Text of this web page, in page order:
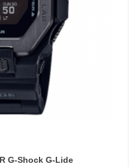
G-Shock G-Lide